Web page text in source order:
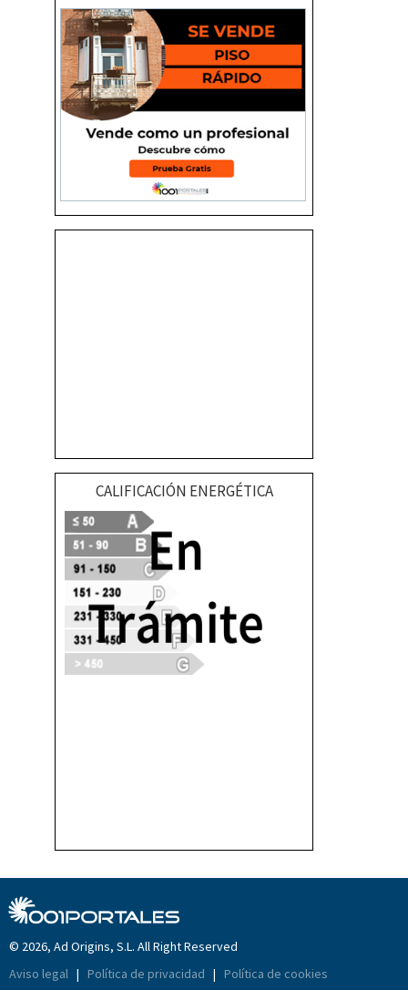
CALIFICACIÓN ENERGÉTICA
© 2026, Ad Origins, S.L. All Right Reserved
Aviso legal | Política de privacidad | Política de cookies